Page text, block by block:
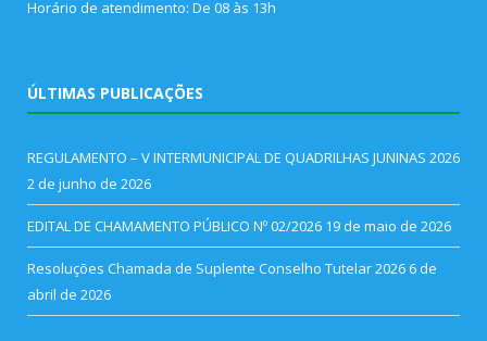
Horário de atendimento: De 08 às 13h
ÚLTIMAS PUBLICAÇÕES
REGULAMENTO – V INTERMUNICIPAL DE QUADRILHAS JUNINAS 2026
2 de junho de 2026
EDITAL DE CHAMAMENTO PÚBLICO Nº 02/2026 19 de maio de 2026
Resoluções Chamada de Suplente Conselho Tutelar 2026 6 de
abril de 2026